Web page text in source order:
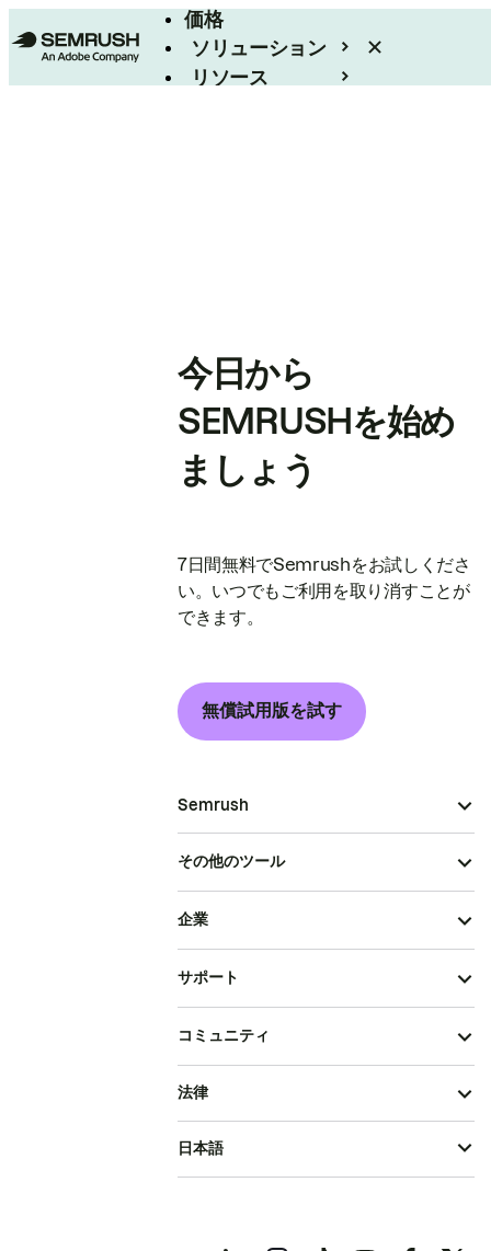
価格
ソリューション
リソース
今日から
SEMRUSHを始め
ましょう
7日間無料でSemrushをお試しくださ
い。いつでもご利用を取り消すことが
できます。
無償試用版を試す
Semrush
その他のツール
企業
サポート
コミュニティ
法律
日本語